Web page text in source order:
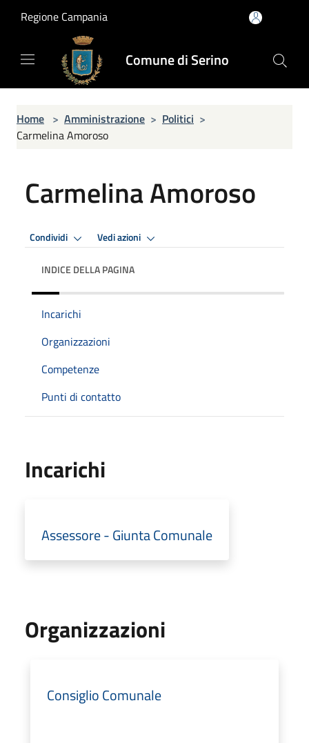
Regione Campania
Comune di Serino
Home > Amministrazione > Politici >
Carmelina Amoroso
Carmelina Amoroso
Condividi Vedi azioni
INDICE DELLA PAGINA
Incarichi
Organizzazioni
Competenze
Punti di contatto
Incarichi
Assessore - Giunta Comunale
Organizzazioni
Consiglio Comunale